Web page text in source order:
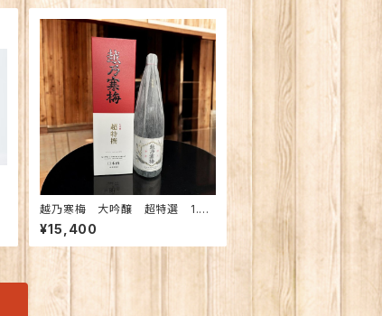
越乃寒梅 大吟醸 超特選 1.8
Ｌ 【限定】
¥15,400